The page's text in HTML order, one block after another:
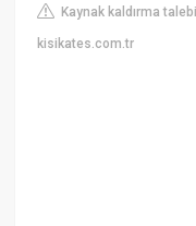
Kaynak kaldırma talebi
kisikates.com.tr